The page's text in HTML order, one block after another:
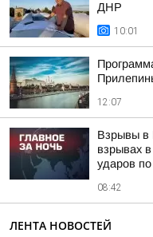
ДНР
10:01
12:07
Взрывы в
взрывах
ударов
08:42
ЛЕНТА НОВОСТЕЙ